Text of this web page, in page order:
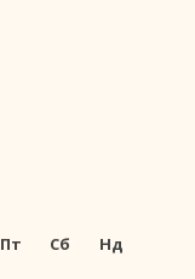
Пт Сб Нд